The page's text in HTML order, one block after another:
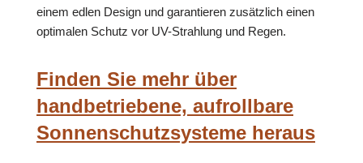
einem edlen Design und garantieren zusätzlich einen
optimalen Schutz vor UV-Strahlung und Regen.
Finden Sie mehr über
handbetriebene, aufrollbare
Sonnenschutzsysteme heraus